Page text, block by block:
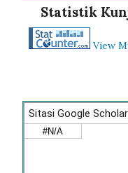
Statistik
View